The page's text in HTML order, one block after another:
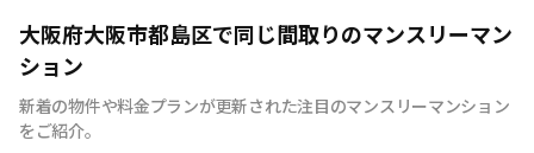
当社の物件はすべて敷金・礼金・仲介手数料なし！ 最短1
ヶ月からのご利用が可能で、全て家具・家電付きです。
外国籍の方もご利用いただけ、他言語対応も行っておりま
す。 法人契約も受け付けておりますので、1室単位からの
社宅利用も可能です。
大阪府大阪市都島区で同じ間取りのマンスリーマン
ション
新着の物件や料金プランが更新された注目のマンスリーマンション
をご紹介。